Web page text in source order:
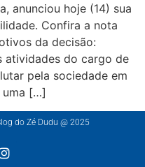
anunciou hoje (14) sua
Confira a nota
da decisão:
atividades do cargo de
pela sociedade em
uma […]
do Zé Dudu @ 2025